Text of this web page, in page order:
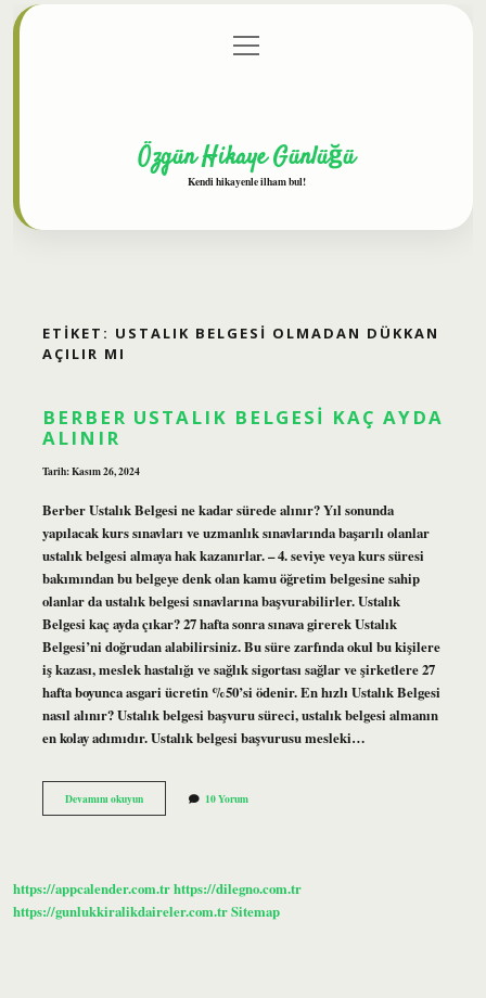
Gizlilik Politikası
menüyü
aç
Özgün Hikaye Günlüğü
Kendi hikayenle ilham bul!
ETIKET: USTALIK BELGESI OLMADAN DÜKKAN
AÇILIR MI
BERBER USTALIK BELGESI KAÇ AYDA
ALINIR
Tarih: Kasım 26, 2024
Berber Ustalık Belgesi ne kadar sürede alınır? Yıl sonunda
yapılacak kurs sınavları ve uzmanlık sınavlarında başarılı olanlar
ustalık belgesi almaya hak kazanırlar. – 4. seviye veya kurs süresi
bakımından bu belgeye denk olan kamu öğretim belgesine sahip
olanlar da ustalık belgesi sınavlarına başvurabilirler. Ustalık
Belgesi kaç ayda çıkar? 27 hafta sonra sınava girerek Ustalık
Belgesi’ni doğrudan alabilirsiniz. Bu süre zarfında okul bu kişilere
iş kazası, meslek hastalığı ve sağlık sigortası sağlar ve şirketlere 27
hafta boyunca asgari ücretin %50’si ödenir. En hızlı Ustalık Belgesi
nasıl alınır? Ustalık belgesi başvuru süreci, ustalık belgesi almanın
en kolay adımıdır. Ustalık belgesi başvurusu mesleki…
Devamını okuyunBerber
Ustalık
10 Yorum
https://appcalender.com.trhttps://dilegno.com.tr
https://gunlukkiralikdaireler.com.trSitemap